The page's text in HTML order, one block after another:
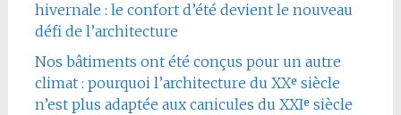
hivernale : le confort d’été devient le nouveau
défi de l’architecture
Nos bâtiments ont été conçus pour un autre
climat : pourquoi l’architecture du XXᵉ siècle
n’est plus adaptée aux canicules du XXIᵉ siècle